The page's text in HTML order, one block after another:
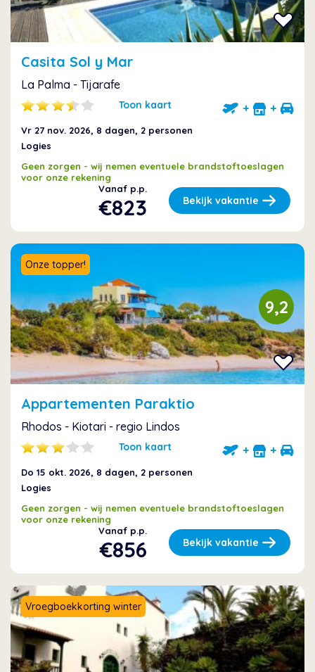
Casita Sol y Mar
La Palma - Tijarafe
Toon kaart + +
Vr 27 nov. 2026, 8 dagen, 2 personen
Logies
Geen zorgen - wij nemen eventuele brandstoftoeslagen
voor onze rekening
Vanaf p.p.
€823 Bekijk vakantie
Onze topper!
9,2
Appartementen Paraktio
Rhodos - Kiotari - regio Lindos
Toon kaart + +
Do 15 okt. 2026, 8 dagen, 2 personen
Logies
Geen zorgen - wij nemen eventuele brandstoftoeslagen
voor onze rekening
Vanaf p.p.
€856 Bekijk vakantie
Vroegboekkorting winter